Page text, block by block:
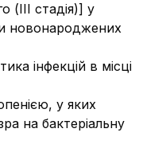
(ІІІ стадія)] у
новонароджених
інфекцій в місці
у яких
на бактеріальну